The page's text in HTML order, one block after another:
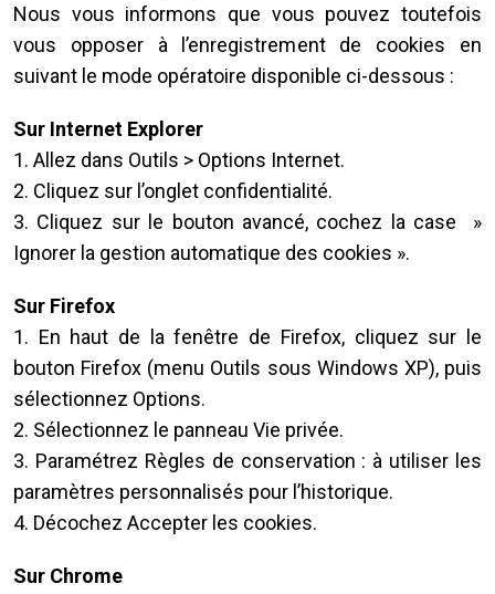
Nous vous informons que vous pouvez toutefois
vous opposer à l’enregistrement de cookies en
suivant le mode opératoire disponible ci-dessous :
Sur Internet Explorer
1. Allez dans Outils > Options Internet.
2. Cliquez sur l’onglet confidentialité.
3. Cliquez sur le bouton avancé, cochez la case »
Ignorer la gestion automatique des cookies ».
Sur Firefox
1. En haut de la fenêtre de Firefox, cliquez sur le
bouton Firefox (menu Outils sous Windows XP), puis
sélectionnez Options.
2. Sélectionnez le panneau Vie privée.
3. Paramétrez Règles de conservation : à utiliser les
paramètres personnalisés pour l’historique.
4. Décochez Accepter les cookies.
Sur Chrome